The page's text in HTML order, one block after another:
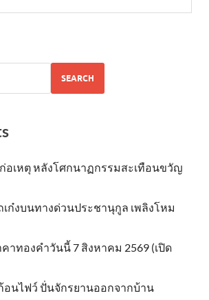
SEARCH
อเหตุ หลังโศกนาฏกรรมสะเทือนขวัญ
ก๋งบนทางด่วนประชานุกูล เพลิงโหม
าทองคำวันนี้ 7 สิงหาคม 2569 (เปิด
ก้อนไฟว์ ปั่นจักรยานออกจากบ้าน